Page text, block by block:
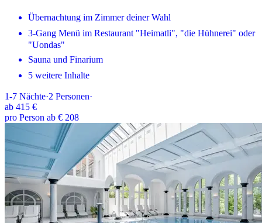
Übernachtung im Zimmer deiner Wahl
3-Gang Menü im Restaurant "Heimatli", "die Hühnerei" oder
"Uondas"
Sauna und Finarium
5 weitere Inhalte
1-7 Nächte·2 Personen·
ab 415 €
pro Person ab € 208